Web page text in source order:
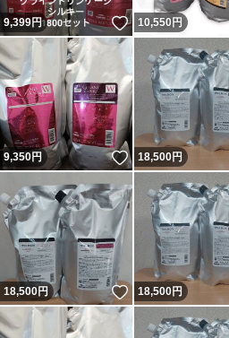
9,399円 いいね！
10,550 円
9,350円 いいね！
18,500円
18,500円 いいね！
18,500円